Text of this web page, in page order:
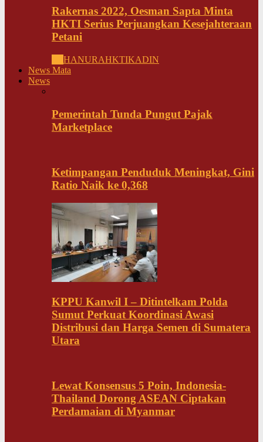
Rakernas 2022, Oesman Sapta Minta
HKTI Serius Perjuangkan Kesejahteraan
Petani
HANURAHKTIKADIN
News Mata
News
Pemerintah Tunda Pungut Pajak
Marketplace
Ketimpangan Penduduk Meningkat, Gini
Ratio Naik ke 0,368
KPPU Kanwil I – Ditintelkam Polda
Sumut Perkuat Koordinasi Awasi
Distribusi dan Harga Semen di Sumatera
Utara
Lewat Konsensus 5 Poin, Indonesia-
Thailand Dorong ASEAN Ciptakan
Perdamaian di Myanmar